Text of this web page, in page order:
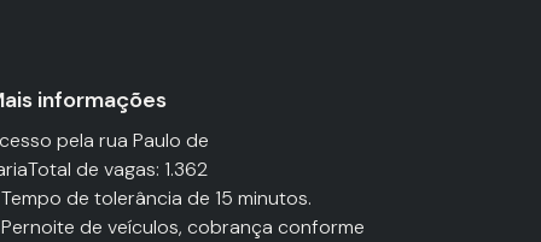
informações
pela rua Paulo de
de vagas: 1.362
de tolerância de 15 minutos.
de veículos, cobrança conforme